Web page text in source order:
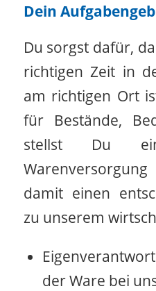
Dein
Du sorgst dafür,
richtigen Zeit in
am richtigen Ort
für Bestände,
stellst Du
damit einen
zu unserem
der Ware bei